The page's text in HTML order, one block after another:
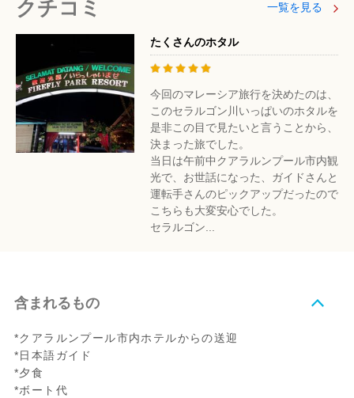
クチコミ 一覧を見る
たくさんのホタル
今回のマレーシア旅行を決めたのは、
このセラルゴン川いっぱいのホタルを
是非この目で見たいと言うことから、
決まった旅でした。
当日は午前中クアラルンプール市内観
光で、お世話になった、ガイドさんと
運転手さんのピックアップだったので
こちらも大変安心でした。
セラルゴン...
含まれるもの
*クアラルンプール市内ホテルからの送迎
*日本語ガイド
*夕食
*ボート代